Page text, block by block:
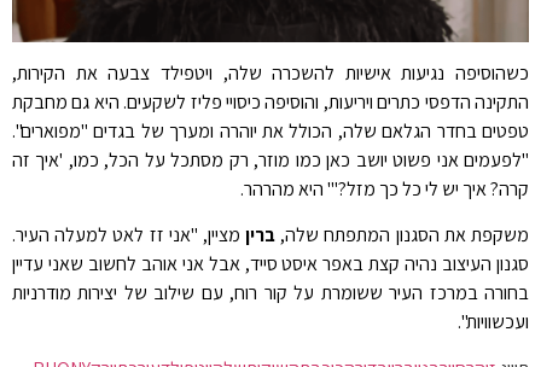
כשהוסיפה נגיעות אישיות להשכרה שלה, ויטפילד צבעה את הקירות,
התקינה הדפסי כתרים ויריעות, והוסיפה כיסויי פליז לשקעים. היא גם מחבקת
טפטים בחדר הגלאם שלה, הכולל את יוהרה ומערך של בגדים "מפוארים".
"לפעמים אני פשוט יושב כאן כמו מוזר, רק מסתכל על הכל, כמו, 'איך זה
קרה? איך יש לי כל כך מזל?'" היא מהרהר.
משקפת את הסגנון המתפתח שלה, ברין מציין, "אני זז לאט למעלה העיר.
סגנון העיצוב נהיה קצת באפר איסט סייד, אבל אני אוהב לחשוב שאני עדיין
בחורה במרכז העיר ששומרת על קור רוח, עם שילוב של יצירות מודרניות
ועכשוויות".